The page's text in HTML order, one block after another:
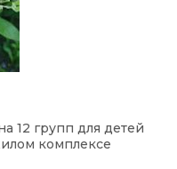
12 групп для детей
комплексе